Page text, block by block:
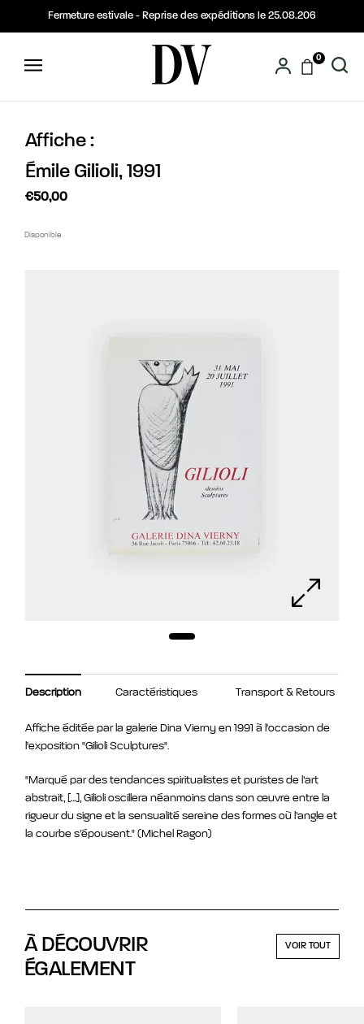
Fermeture estivale - Reprise des expéditions le 25.08.206
0
Disponible
Affiche :
Émile Gilioli, 1991
€50,00
Description Caractéristiques Transport & Retours
Affiche éditée par la galerie Dina Viernyen 1991 à l'occasion de
l'exposition "Gilioli Sculptures".
"Marqué par des tendances spiritualistes et puristes de l’art
abstrait, […], Gilioli oscillera néanmoins dans son œuvre entre la
rigueur du signe et la sensualité sereine des formes où l’angle et
la courbe s’épousent." (Michel Ragon)
À DÉCOUVRIR
ÉGALEMENT
VOIR TOUT